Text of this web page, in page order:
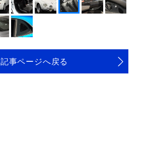
記事ページへ戻る